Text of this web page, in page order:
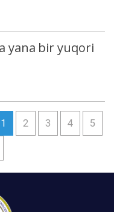
yana bir yuqori
1 2 3 4 5